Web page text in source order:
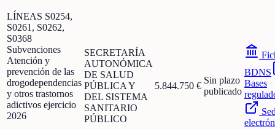
LÍNEAS S0254,
S0261, S0262,
S0368
Subvenciones
Atención y
prevención de las
drogodependencias
y otros trastornos
adictivos ejercicio
2026
SECRETARÍA
AUTONÓMICA
DE SALUD
PÚBLICA Y
DEL SISTEMA
SANITARIO
PÚBLICO
5.844.750 €
Sin plazo
publicado
BDNS
Bases